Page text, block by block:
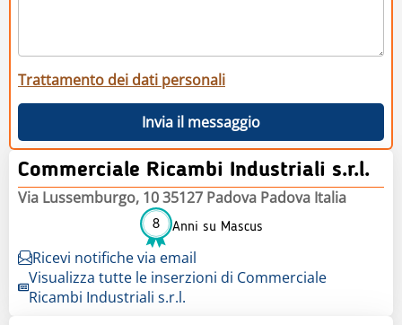
Trattamento dei dati personali
Invia il messaggio
Commerciale Ricambi Industriali s.r.l.
Via Lussemburgo, 10 35127 Padova Padova Italia
8 Anni su Mascus
Ricevi notifiche via email
Visualizza tutte le inserzioni di Commerciale
Ricambi Industriali s.r.l.